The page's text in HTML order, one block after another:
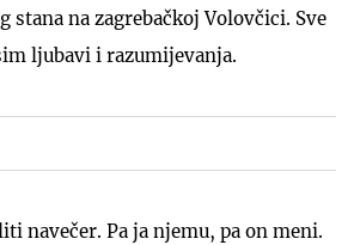
stana na zagrebačkoj Volovčici. Sve
ljubavi i razumijevanja.
navečer. Pa ja njemu, pa on meni.